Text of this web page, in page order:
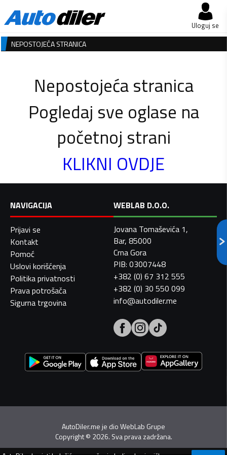
Uloguj se
NEPOSTOJEĆA STRANICA
Nepostojeća stranica
Pogledaj sve oglase na
početnoj strani
KLIKNI OVDJE
NAVIGACIJA
Prijavi se
Kontakt
Pomoć
Uslovi korišćenja
Politika privatnosti
Prava potrošača
Sigurna trgovina
WEBLAB D.O.O.
Jovana Tomaševića 1,
Bar, 85000
Crna Gora
PIB: 03007448
+382 (0) 67 312 555
+382 (0) 30 550 099
info@autodiler.me
AutoDiler.me je dioWebLab Grupe
Copyright© 2026. Sva prava zadržana.